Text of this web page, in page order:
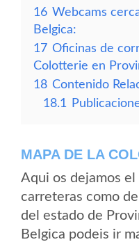
16 Webcams
Belgica:
17 Oficinas de
Colotterie en
18 Contenido
18.1
MAPA DE LA
Aqui os dejamos
carreteras como
del estado de
Belgica podeis ir